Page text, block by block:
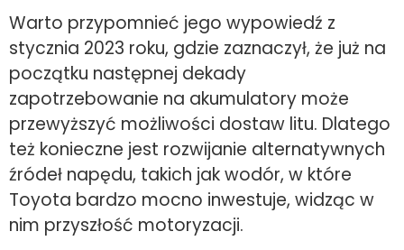
Warto przypomnieć jego wypowiedź z
stycznia 2023 roku, gdzie zaznaczył, że już na
początku następnej dekady
zapotrzebowanie na akumulatory może
przewyższyć możliwości dostaw litu. Dlatego
też konieczne jest rozwijanie alternatywnych
źródeł napędu, takich jak wodór, w które
Toyota bardzo mocno inwestuje, widząc w
nim przyszłość motoryzacji.